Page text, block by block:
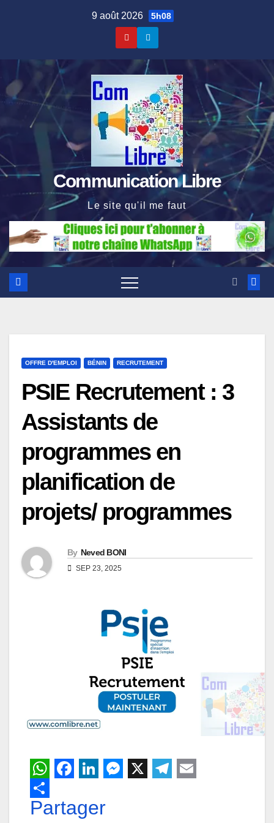
9 août 2026 5h08
Communication Libre
Le site qu'il me faut
OFFRE D'EMPLOI BÉNIN RECRUTEMENT
PSIE Recrutement : 3
Assistants de
programmes en
planification de
projets/ programmes
By Neved BONI
SEP 23, 2025
W
h
a
i
e
Partager